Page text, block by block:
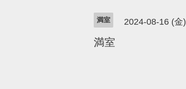
満室 2024-08-16 (金)
満室